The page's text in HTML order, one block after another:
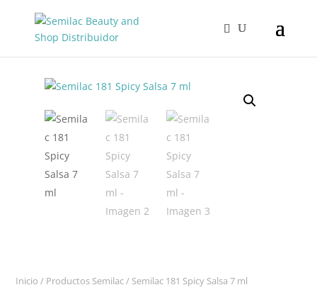
Inicio / Productos Semilac/ Semilac 181 Spicy Salsa 7 ml